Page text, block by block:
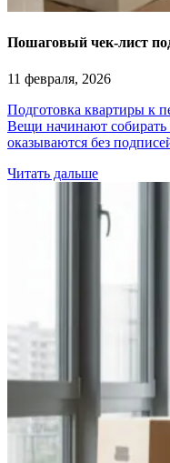
Пошаговый чек-лист
11 февраля, 2026
Подготовка квартиры к
Вещи начинают
оказываются без
Читать дальше